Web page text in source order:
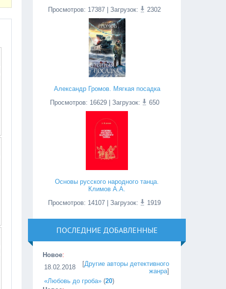
Просмотров: 17387 | Загрузок: 2302
Александр Громов. Мягкая посадка
Просмотров: 16629| Загрузок: 650
Основы русского народного танца.
Климов А.А.
Просмотров: 14107 | Загрузок: 1919
ПОСЛЕДНИЕ ДОБАВЛЕННЫЕ
Новое:
18.02.2018
[Другие авторы детективного
жанра]
«Любовь до гроба» (20)